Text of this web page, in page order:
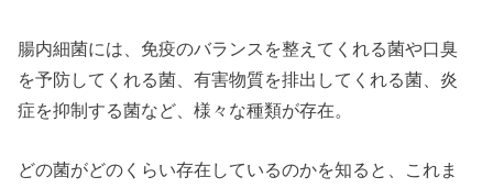
腸内細菌には、免疫のバランスを整えてくれる菌や口臭
を予防してくれる菌、有害物質を排出してくれる菌、炎
症を抑制する菌など、様々な種類が存在。
どの菌がどのくらい存在しているのかを知ると、これま